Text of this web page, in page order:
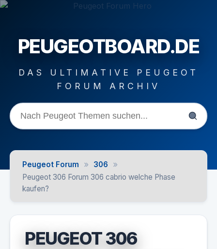
PEUGEOTBOARD.DE
DAS ULTIMATIVE PEUGEOT
FORUM ARCHIV
Peugeot Forum » 306 »
Peugeot 306 Forum 306 cabrio welche Phase
kaufen?
PEUGEOT 306